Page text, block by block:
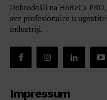
Dobrodošli na HoReCa
sve profesionalce u
industriji.
Impressum